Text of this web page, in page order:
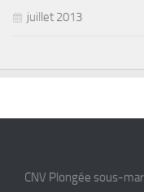
juillet 2013
CNV Plongée sous-